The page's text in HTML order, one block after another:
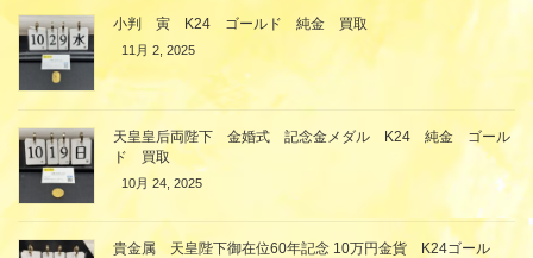
小判 寅 K24 ゴールド 純金 買取
11月 2, 2025
天皇皇后両陛下 金婚式 記念金メダル K24 純金 ゴール
ド 買取
10月 24, 2025
貴金属 天皇陛下御在位60年記念 10万円金貨 K24ゴール